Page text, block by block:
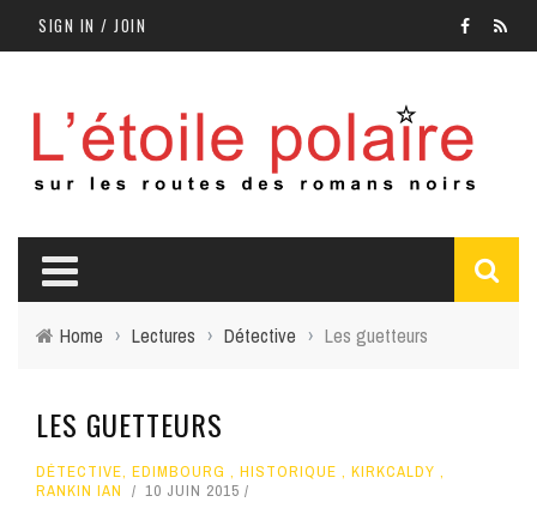
SIGN IN / JOIN
Home › Lectures › Détective › Les guetteurs
LES GUETTEURS
DÉTECTIVE, EDIMBOURG , HISTORIQUE , KIRKCALDY ,
RANKIN IAN
10 JUIN 2015